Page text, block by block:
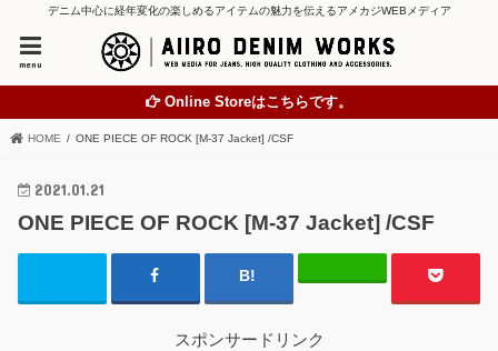
デニム中心に経年変化の楽しめるアイテムの魅力を伝えるアメカジWEBメディア
menu
Online Storeはこちらです。
HOME ONE PIECE OF ROCK [M-37 Jacket] /CSF
2021.01.21
ONE PIECE OF ROCK [M-37 Jacket] /CSF
スポンサードリンク